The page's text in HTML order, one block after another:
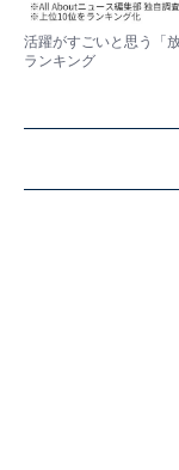
活躍がすごいと思う「
ランキング